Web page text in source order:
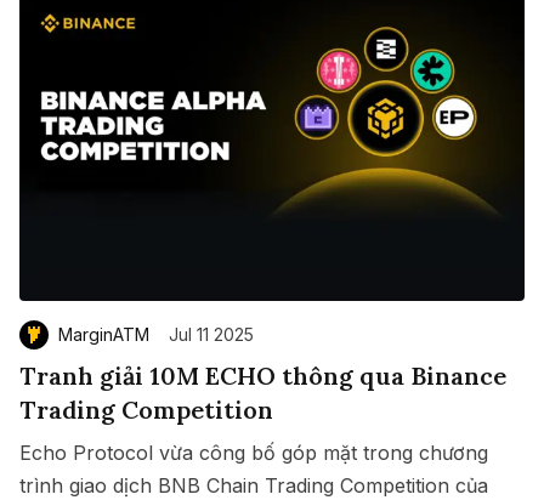
MarginATM Jul 11 2025
Tranh giải 10M ECHO thông qua Binance
Trading Competition
Echo Protocol vừa công bố góp mặt trong chương
trình giao dịch BNB Chain Trading Competition của